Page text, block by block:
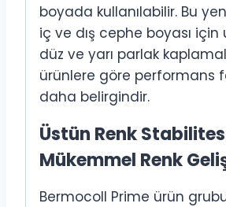
boyada kullanılabilir. Bu
iç ve dış cephe boyası
düz ve yarı parlak
ürünlere göre performans
daha belirgindir.
Üstün Renk
Mükemmel Renk
Bermocoll Prime ürün